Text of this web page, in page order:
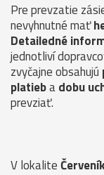
Pre prevzatie
nevyhnutné mať
Detailedné
jednotliví
zvyčajne obsahujú
platiebadobu
prevziať.
V lokalite